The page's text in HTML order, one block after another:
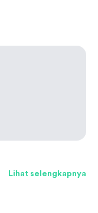
Lihat selengkapnya